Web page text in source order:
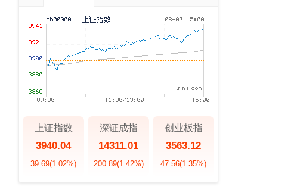
上证指数
3940.04
39.69(1.02%)
深证成指
14311.01
200.89(1.42%)
创业板指
3563.12
47.56(1.35%)